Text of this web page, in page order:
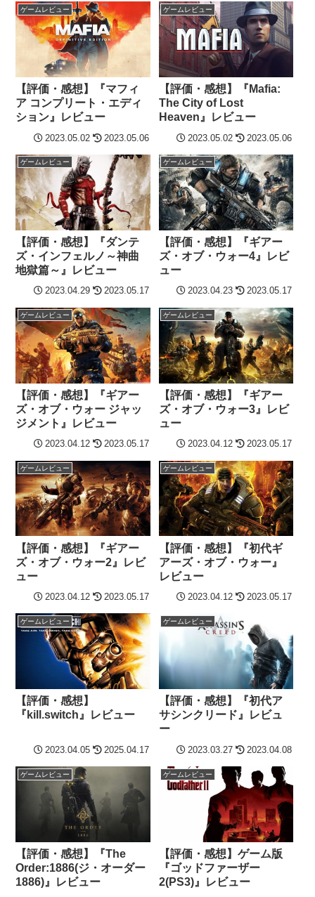
ゲームレビュー
【評価・感想】『マフィ
ア コンプリート・エディ
ション』レビュー
2023.05.02 2023.05.06
ゲームレビュー
【評価・感想】『Mafia:
The City of Lost
Heaven』レビュー
2023.05.02 2023.05.06
ゲームレビュー
【評価・感想】『ダンテ
ズ・インフェルノ～神曲
地獄篇～』レビュー
2023.04.29 2023.05.17
ゲームレビュー
【評価・感想】『ギアー
ズ・オブ・ウォー4』レビ
ュー
2023.04.23 2023.05.17
ゲームレビュー
【評価・感想】『ギアー
ズ・オブ・ウォー ジャッ
ジメント』レビュー
2023.04.12 2023.05.17
ゲームレビュー
【評価・感想】『ギアー
ズ・オブ・ウォー3』レビ
ュー
2023.04.12 2023.05.17
ゲームレビュー
【評価・感想】『ギアー
ズ・オブ・ウォー2』レビ
ュー
2023.04.12 2023.05.17
ゲームレビュー
【評価・感想】『初代ギ
アーズ・オブ・ウォー』
レビュー
2023.04.12 2023.05.17
ゲームレビュー
【評価・感想】
『kill.switch』レビュー
2023.04.05 2025.04.17
ゲームレビュー
【評価・感想】『初代ア
サシンクリード』レビュ
ー
2023.03.27 2023.04.08
ゲームレビュー
【評価・感想】『The
Order:1886(ジ・オーダー
1886)』レビュー
ゲームレビュー
【評価・感想】ゲーム版
『ゴッドファーザー
2(PS3)』レビュー